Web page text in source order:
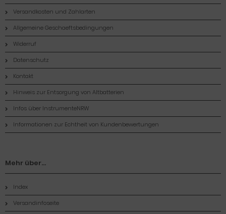
Versandkosten und Zahlarten
Allgemeine Geschaeftsbedingungen
Widerruf
Datenschutz
Kontakt
Hinweis zur Entsorgung von Altbatterien
Infos über InstrumenteNRW
Informationen zur Echtheit von Kundenbewertungen
Mehr über...
Index
Versandinfoseite